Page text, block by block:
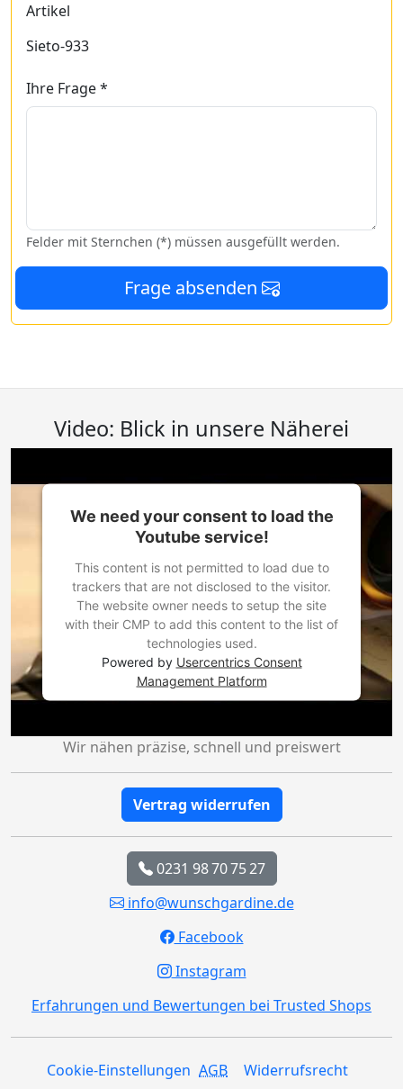
Artikel
Sieto-933
Ihre Frage *
Felder mit Sternchen (*) müssen ausgefüllt werden.
Frage absenden
Video: Blick in unsere Näherei
We need your consent to load the
Youtube service!
This content is not permitted to load due to
trackers that are not disclosed to the visitor.
The website owner needs to setup the site
with their CMP to add this content to the list of
technologies used.
Powered by Usercentrics Consent
Management Platform
Wir nähen präzise, schnell und preiswert
Vertrag widerrufen
0231 98 70 75 27
info@wunschgardine.de
Facebook
Instagram
Erfahrungen und Bewertungen bei Trusted Shops
Cookie-Einstellungen AGB Widerrufsrecht